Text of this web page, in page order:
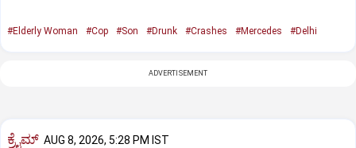
#Elderly Woman #Cop #Son #Drunk #Crashes #Mercedes #Delhi
ADVERTISEMENT
ಕ್ರೈಮ್ AUG 8, 2026, 5:28 PM IST